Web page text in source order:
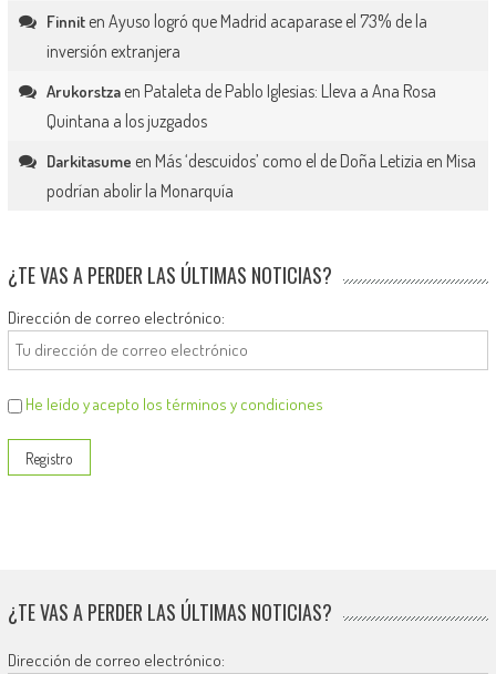
Finniten Ayuso logró que Madrid acaparase el 73% de la
inversión extranjera
Arukorstzaen Pataleta de Pablo Iglesias: Lleva a Ana Rosa
Quintana a los juzgados
Darkitasume en Más ‘descuidos’ como el de Doña Letizia en Misa
podrían abolir la Monarquía
¿TE VAS A PERDER LAS ÚLTIMAS NOTICIAS?
Dirección de correo electrónico:
He leído y acepto los términos y condiciones
¿TE VAS A PERDER LAS ÚLTIMAS NOTICIAS?
Dirección de correo electrónico: